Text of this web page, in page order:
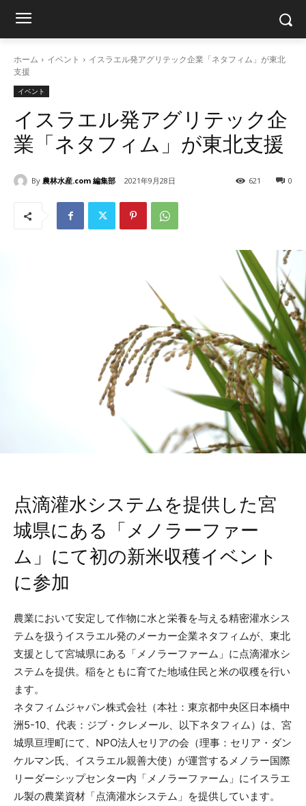
ホーム イベント
イスラエル発アグリテック企業「ネタフィム」が東北
支援
イベント
イスラエル発アグリテック企
業「ネタフィム」が東北支援
By 農林水産.com 編集部 2021年9月28日 0
621
点滴灌水システムを提供した宮
城県にある「メノラーファー
ム」にて初の新米収穫イベント
に参加
農業において安定して作物に水と栄養を与える精密灌水シス
テムを扱うイスラエル発のメーカー企業ネタフィムが、東北
支援として宮城県にある「メノラーファーム」に点滴灌水シ
ステムを提供。稲をともに育てた地域住民と米の収穫を行い
ます。
ネタフィムジャパン株式会社（本社：東京都中央区日本橋中
洲5-10、代表：ジブ・クレメール、以下ネタフィム）は、宮
城県亘理町にて、NPO法人セリアの会（理事：セリア・ダン
ケルマン氏、イスラエル親善大使）が運営するメノラー国際
リーダーシップセンター内「メノラーファーム」にイスラエ
ル製の農業資材「点滴灌水システム」を提供しています。